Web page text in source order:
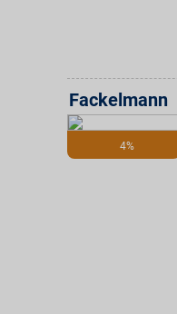
4%
Fackelmann